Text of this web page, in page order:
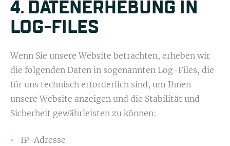
4. DATENERHEBUNG IN
LOG-FILES
Wenn Sie unsere Website betrachten, erheben wir
die folgenden Daten in sogenannten Log-Files, die
für uns technisch erforderlich sind, um Ihnen
unsere Website anzeigen und die Stabilität und
Sicherheit gewährleisten zu können:
IP-Adresse